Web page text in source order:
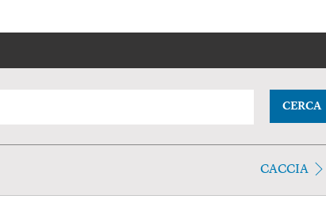
CERCA
CACCIA